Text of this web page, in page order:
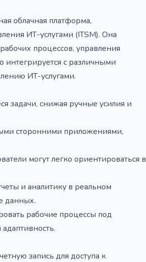
облачная платформа,
ИТ-услугами (ITSM). Она
процессов, управления
интегрируется с различными
ИТ-услугами.
задачи, снижая ручные усилия и
сторонними приложениями,
могут легко ориентироваться в
и аналитику в реальном
данных.
рабочие процессы под
запись для доступа к